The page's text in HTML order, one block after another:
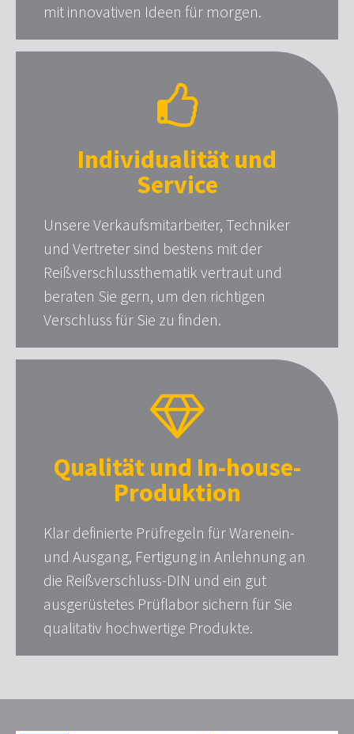
mit innovativen Ideen für morgen.
Individualität und
Service
Unsere Verkaufsmitarbeiter, Techniker
und Vertreter sind bestens mit der
Reißverschlussthematik vertraut und
beraten Sie gern, um den richtigen
Verschluss für Sie zu finden.
Qualität und In-house-
Produktion
Klar definierte Prüfregeln für Warenein-
und Ausgang, Fertigung in Anlehnung an
die Reißverschluss-DIN und ein gut
ausgerüstetes Prüflabor sichern für Sie
qualitativ hochwertige Produkte.